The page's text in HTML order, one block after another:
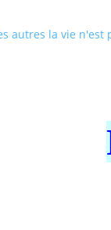
autres la vie n'est